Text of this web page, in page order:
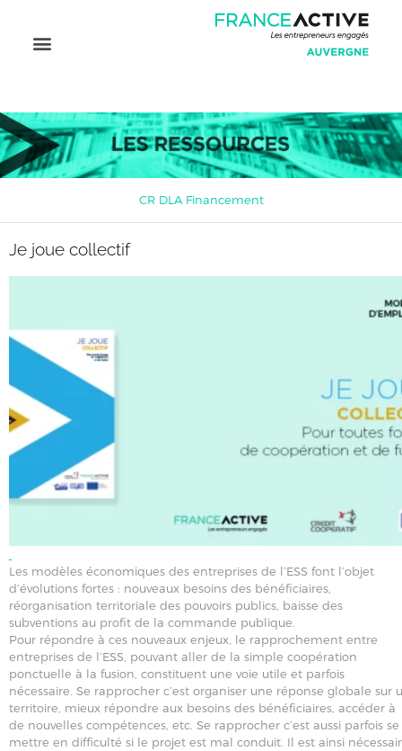
CR DLA Financement
Je joue collectif
Les modèles économiques des entreprises de l’ESS font l’objet
d’évolutions fortes : nouveaux besoins des bénéficiaires,
réorganisation territoriale des pouvoirs publics, baisse des
subventions au profit de la commande publique.
Pour répondre à ces nouveaux enjeux, le rapprochement entre
entreprises de l’ESS, pouvant aller de la simple coopération
ponctuelle à la fusion, constituent une voie utile et parfois
nécessaire. Se rapprocher c’est organiser une réponse globale sur
territoire, mieux répondre aux besoins des bénéficiaires, accéder à
de nouvelles compétences, etc. Se rapprocher c’est aussi parfois se
mettre en difficulté si le projet est mal conduit. Il est ainsi